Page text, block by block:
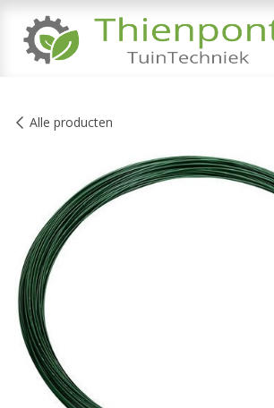
Alle producten